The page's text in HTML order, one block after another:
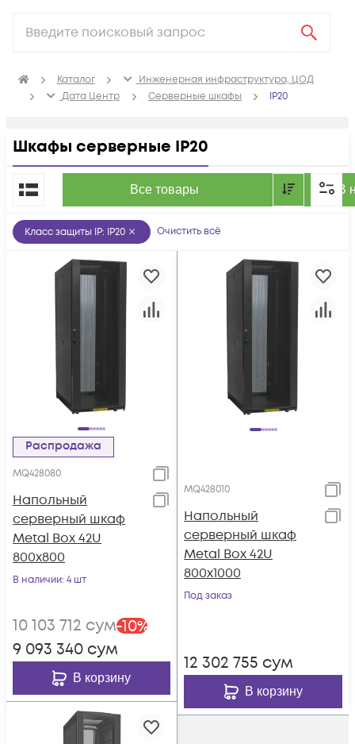
Каталог
Инженерная инфраструктура, ЦОД
Дата Центр
Серверные шкафы IP20
Шкафы серверные IP20
Все товары В
По популярности
Класс защиты IP: IP20 Очистить всё
Распродажа
MQ428080
Напольный
серверный шкаф
Metal Box 42U
800х800
В наличии: 4 шт
10 103 712 сум-10%
9 093 340 сум
В корзину
MQ428010
Напольный
серверный шкаф
Metal Box 42U
800х1000
Под заказ
12 302 755 сум
В корзину